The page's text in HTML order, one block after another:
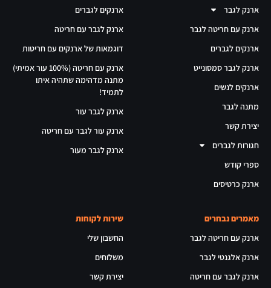
ארנק לגבר
ארנק עם חריטה לגבר
ארנקים לגברים
ארנק לגבר סמסונייט
ארנקים לנשים
מתנה לגבר
יצירת קשר
חגורות לגברים
ספרי קודש
ארנק כרטיסים
ארנקים לגברים
ארנק לגבר עם חריטה
דוגמאות של ארנקים עם חריטות
ארנק עם חריטה (100% עור אמיתי)
מתנה מדהימה שתהיה איתו
לתמיד!
ארנק לגבר עור
ארנק עור לגבר עם חריטה
ארנק לגבר מעור
מאמרים נבחרים
ארנק עם חריטה לגבר
ארנק אלגנטי לגבר
ארנק לגבר עם חריטה
שירות לקוחות
החשבון שלי
משלוחים
יצירת קשר